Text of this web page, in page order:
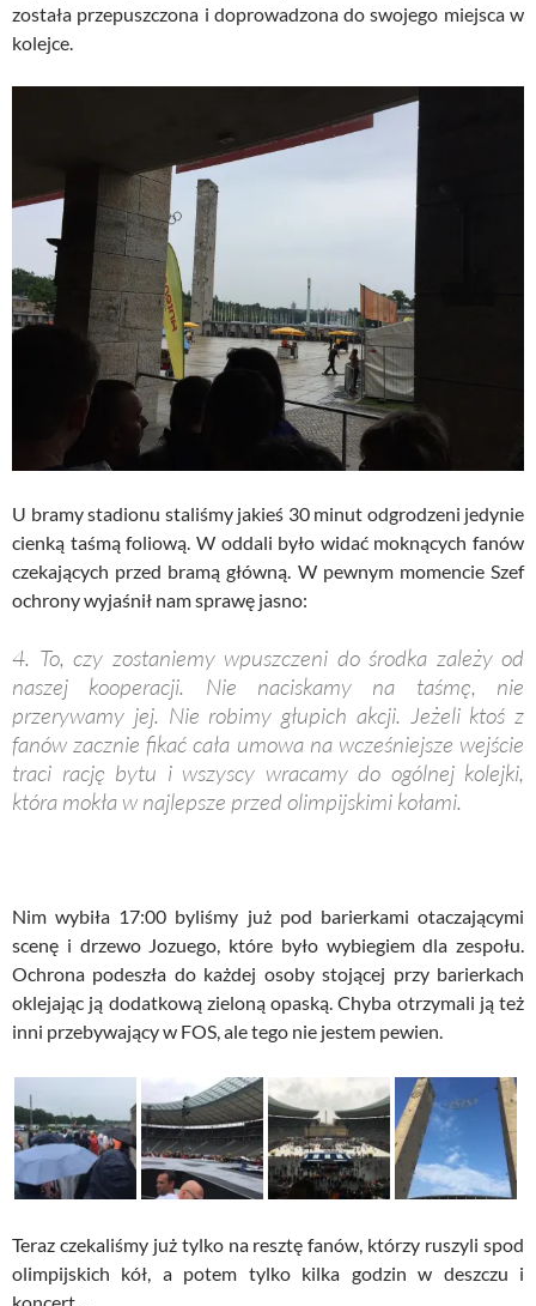
została przepuszczona i doprowadzona do swojego miejsca w
kolejce.
U bramy stadionu staliśmy jakieś 30 minut odgrodzeni jedynie
cienką taśmą foliową. W oddali było widać moknących fanów
czekających przed bramą główną. W pewnym momencie Szef
ochrony wyjaśnił nam sprawę jasno:
4. To, czy zostaniemy wpuszczeni do środka zależy od
naszej kooperacji. Nie naciskamy na taśmę, nie
przerywamy jej. Nie robimy głupich akcji. Jeżeli ktoś z
fanów zacznie fikać cała umowa na wcześniejsze wejście
traci rację bytu i wszyscy wracamy do ogólnej kolejki,
która mokła w najlepsze przed olimpijskimi kołami.
Nim wybiła 17:00 byliśmy już pod barierkami otaczającymi
scenę i drzewo Jozuego, które było wybiegiem dla zespołu.
Ochrona podeszła do każdej osoby stojącej przy barierkach
oklejając ją dodatkową zieloną opaską. Chyba otrzymali ją też
inni przebywający w FOS, ale tego nie jestem pewien.
Teraz czekaliśmy już tylko na resztę fanów, którzy ruszyli spod
olimpijskich kół, a potem tylko kilka godzin w deszczu i
koncert…